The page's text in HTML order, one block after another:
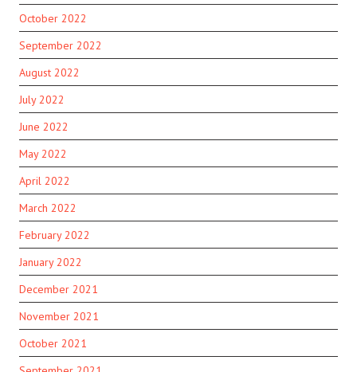
October 2022
September 2022
August 2022
July 2022
June 2022
May 2022
April 2022
March 2022
February 2022
January 2022
December 2021
November 2021
October 2021